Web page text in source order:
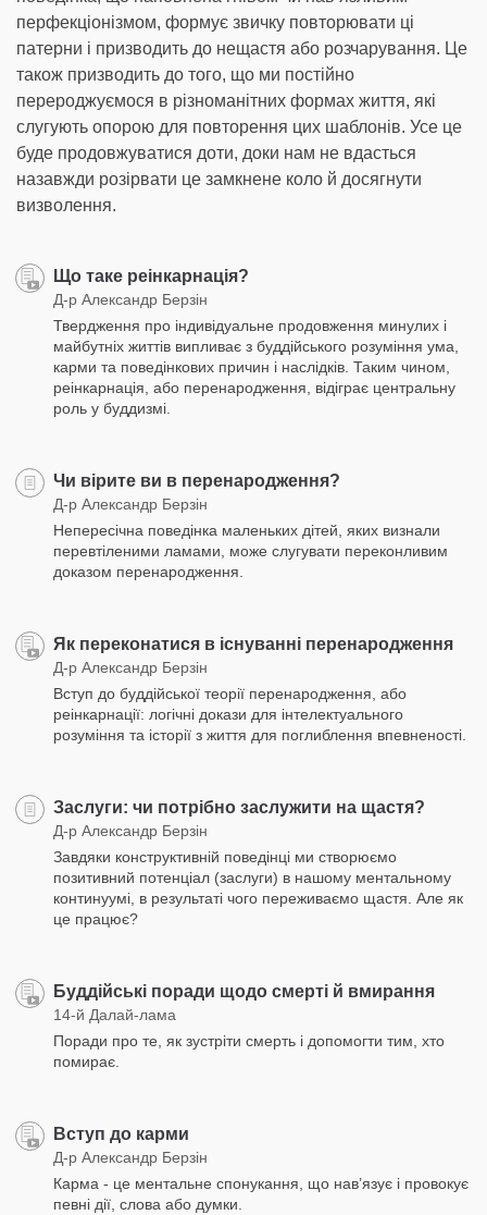
перфекціонізмом, формує звичку повторювати ці
патерни і призводить до нещастя або розчарування. Це
також призводить до того, що ми постійно
перероджуємося в різноманітних формах життя, які
слугують опорою для повторення цих шаблонів. Усе це
буде продовжуватися доти, доки нам не вдасться
назавжди розірвати це замкнене коло й досягнути
визволення.
Що таке реінкарнація?
Д-р Александр Берзін
Твердження про індивідуальне продовження минулих і
майбутніх життів випливає з буддійського розуміння ума,
карми та поведінкових причин і наслідків. Таким чином,
реінкарнація, або перенародження, відіграє центральну
роль у буддизмі.
Чи вірите ви в перенародження?
Д-р Александр Берзін
Непересічна поведінка маленьких дітей, яких визнали
перевтіленими ламами, може слугувати переконливим
доказом перенародження.
Як переконатися в існуванні перенародження
Д-р Александр Берзін
Вступ до буддійської теорії перенародження, або
реінкарнації: логічні докази для інтелектуального
розуміння та історії з життя для поглиблення впевненості.
Заслуги: чи потрібно заслужити на щастя?
Д-р Александр Берзін
Завдяки конструктивній поведінці ми створюємо
позитивний потенціал (заслуги) в нашому ментальному
континуумі, в результаті чого переживаємо щастя. Але як
це працює?
Буддійські поради щодо смерті й вмирання
14-й Далай-лама
Поради про те, як зустріти смерть і допомогти тим, хто
помирає.
Вступ до карми
Д-р Александр Берзін
Карма - це ментальне спонукання, що нав’язує і провокує
певні дії, слова або думки.